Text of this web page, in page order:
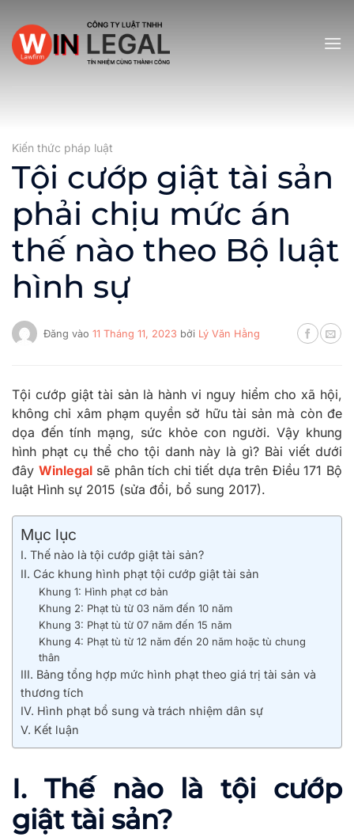
qua
nội
dung
Kiến thức pháp luật
Tội cướp giật tài sản
phải chịu mức án
thế nào theo Bộ luật
hình sự
Đăng vào 11 Tháng 11, 2023 bởi Lý Văn Hằng
Tội cướp giật tài sản là hành vi nguy hiểm cho xã hội,
không chỉ xâm phạm quyền sở hữu tài sản mà còn đe
dọa đến tính mạng, sức khỏe con người. Vậy khung
hình phạt cụ thể cho tội danh này là gì? Bài viết dưới
đây Winlegalsẽ phân tích chi tiết dựa trên Điều 171 Bộ
luật Hình sự 2015 (sửa đổi, bổ sung 2017).
Mục lục
I. Thế nào là tội cướp giật tài sản?
II. Các khung hình phạt tội cướp giật tài sản
Khung 1: Hình phạt cơ bản
Khung 2: Phạt tù từ 03 năm đến 10 năm
Khung 3: Phạt tù từ 07 năm đến 15 năm
Khung 4: Phạt tù từ 12 năm đến 20 năm hoặc tù chung
thân
III. Bảng tổng hợp mức hình phạt theo giá trị tài sản và
thương tích
IV. Hình phạt bổ sung và trách nhiệm dân sự
V. Kết luận
I. Thế nào là tội cướp
giật tài sản?